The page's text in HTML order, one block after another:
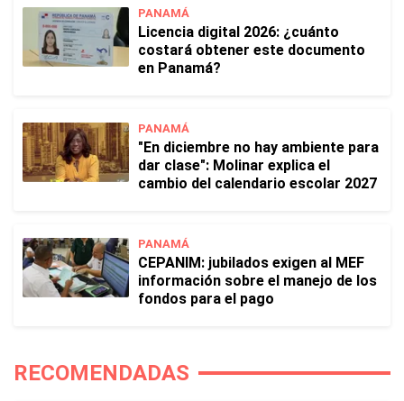
PANAMÁ
Licencia digital 2026: ¿cuánto
costará obtener este documento
en Panamá?
PANAMÁ
"En diciembre no hay ambiente para
dar clase": Molinar explica el
cambio del calendario escolar 2027
PANAMÁ
CEPANIM: jubilados exigen al MEF
información sobre el manejo de los
fondos para el pago
RECOMENDADAS